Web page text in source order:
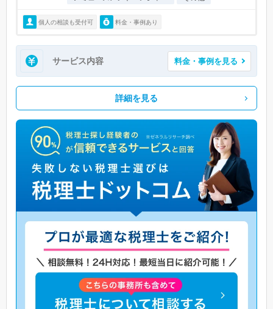
個人の相談も受付可 料金・事例あり
サービス内容 料金・事例を見る
詳細を見る